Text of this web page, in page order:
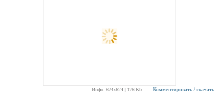
Инфо: 624х624 | 176 Kb Комментировать / скачать